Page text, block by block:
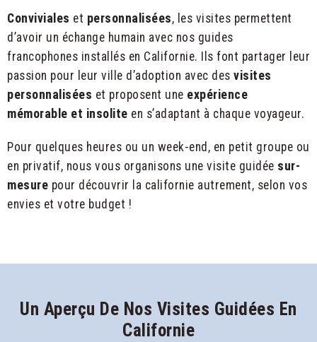
Conviviales et personnalisées, les visites permettent
d’avoir un échange humain avec nos guides
francophones installés en Californie. Ils font partager leur
passion pour leur ville d’adoption avec des visites
personnalisées et proposent une expérience
mémorable et insolite en s’adaptant à chaque voyageur.
Pour quelques heures ou un week-end, en petit groupe ou
en privatif, nous vous organisons une visite guidée sur-
mesure pour découvrir la californie autrement, selon vos
envies et votre budget !
Un Aperçu De Nos Visites Guidées En
Californie